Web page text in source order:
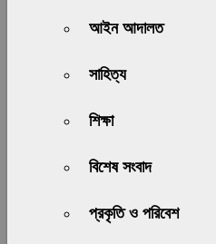
আইন আদালত
সাহিত্য
শিক্ষা
বিশেষ সংবাদ
প্রকৃতি ও পরিবেশ